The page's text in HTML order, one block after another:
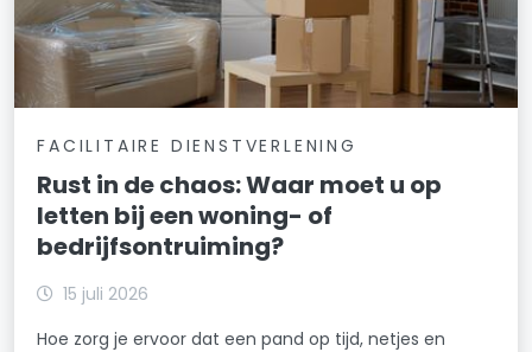
FACILITAIRE DIENSTVERLENING
Rust in de chaos: Waar moet u op
letten bij een woning- of
bedrijfsontruiming?
15 juli 2026
Hoe zorg je ervoor dat een pand op tijd, netjes en